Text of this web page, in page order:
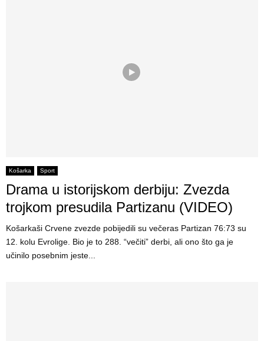
Košarka Sport
Drama u istorijskom derbiju: Zvezda
trojkom presudila Partizanu (VIDEO)
Košarkaši Crvene zvezde pobijedili su večeras Partizan 76:73 su
12. kolu Evrolige. Bio je to 288. “večiti” derbi, ali ono što ga je
učinilo posebnim jeste...